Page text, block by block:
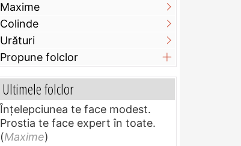
Maxime
Colinde
Urături
Propune folclor
Ultimele folclor
Înțelepciunea te face modest.
Prostia te face expert în toate.
(Maxime)